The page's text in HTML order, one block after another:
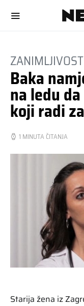
Baka
na ledu
koji radi
1 MINUTA ČITANJA
Starija žena iz